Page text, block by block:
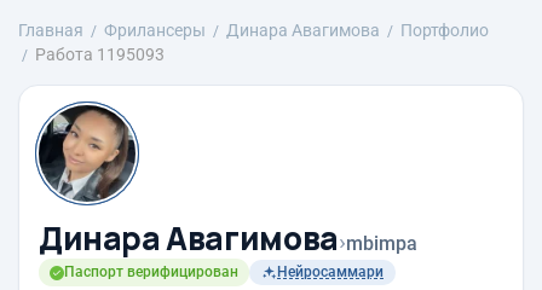
Главная Фрилансеры Динара Авагимова
Портфолио
Работа 1195093
Динара Авагимова›mbimpa
Паспорт верифицирован Нейросаммари